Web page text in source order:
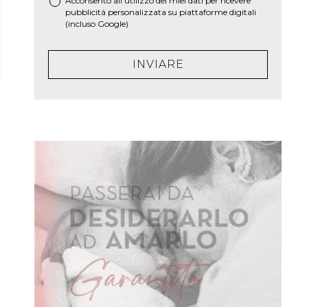
pubblicità personalizzata su piattaforme digitali
(incluso Google)
INVIARE